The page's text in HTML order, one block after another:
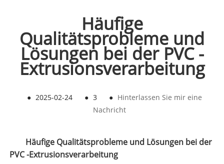
Häufige
Qualitätsprobleme und
Lösungen bei der PVC -
Extrusionsverarbeitung
● 2025-02-24 ● 3 ● Hinterlassen Sie mir eine
Nachricht
Häufige Qualitätsprobleme und Lösungen bei der
PVC -Extrusionsverarbeitung